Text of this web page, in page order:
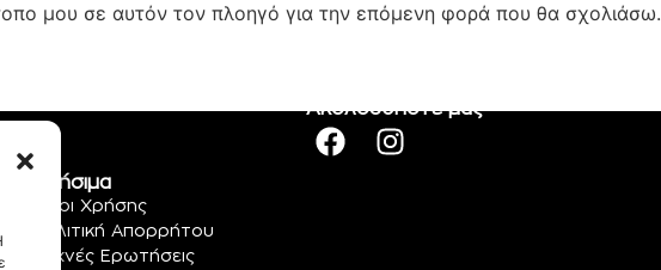
μου σε αυτόν τον πλοηγό για την επόμενη φορά που θα σχολιάσω.
Χρήσιμα
Όροι Χρήσης
Πολιτική Απορρήτου
Συχνές Ερωτήσεις
Ακολουθήστε μας